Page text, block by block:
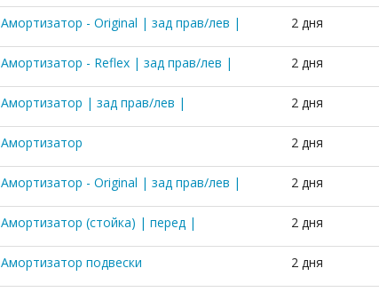
Амортизатор - Original | зад прав/лев | 2 дня
Амортизатор - Reflex | зад прав/лев | 2 дня
Амортизатор | зад прав/лев | 2 дня
Амортизатор 2 дня
Амортизатор - Original | зад прав/лев | 2 дня
Амортизатор (стойка) | перед | 2 дня
Амортизатор подвески 2 дня